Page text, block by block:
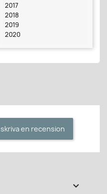
2017
2018
2019
2020
en recension
